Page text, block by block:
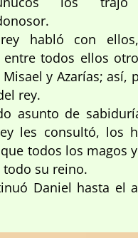
habló con
entre todos ellos
y Azarías; así,
rey.
asunto de
les consultó, los
todos los magos
todo su reino.
Daniel hasta el